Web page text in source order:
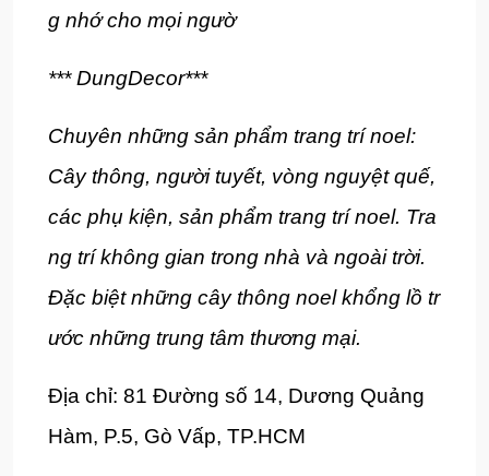
g nhớ cho mọi ngườ
*** DungDecor***
Chuyên những sản phẩm trang trí noel:
Cây thông, người tuyết, vòng nguyệt quế,
các phụ kiện, sản phẩm trang trí noel. Tra
ng trí không gian trong nhà và ngoài trời.
Đặc biệt những cây thông noel khổng lồ tr
ước những trung tâm thương mại.
Địa chỉ: 81 Đường số 14, Dương Quảng
Hàm, P.5, Gò Vấp, TP.HCM